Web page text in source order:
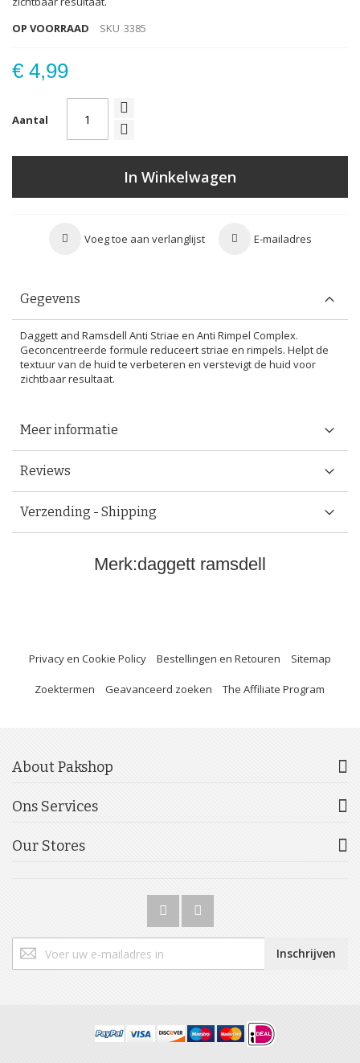
OP VOORRAAD
SKU 3385
€ 4,99
Aantal
In Winkelwagen
Voeg toe aan verlanglijst E-mailadres
Gegevens
Daggett and Ramsdell Anti Striae en Anti Rimpel Complex.
Geconcentreerde formule reduceert striae en rimpels. Helpt de
textuur van de huid te verbeteren en verstevigt de huid voor
zichtbaar resultaat.
Meer informatie
Reviews
Verzending - Shipping
Merk:daggett ramsdell
Privacy en Cookie Policy Bestellingen en Retouren Sitemap
Zoektermen Geavanceerd zoeken The Affiliate Program
About Pakshop
Ons Services
Our Stores
u
op
Inschrijven